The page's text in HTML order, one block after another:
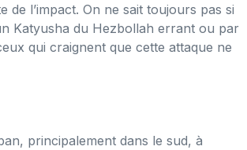
de l’impact. On ne sait toujours pas si
Katyusha du Hezbollah errant ou par
qui craignent que cette attaque ne
principalement dans le sud, à